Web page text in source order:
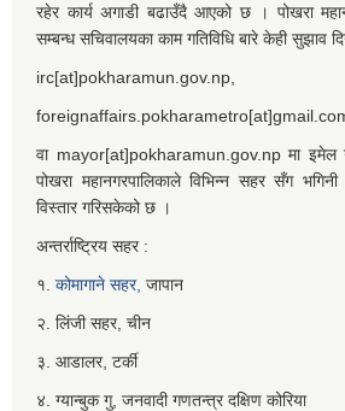
रहेर कार्य अगाडी बढाउँदै आएको छ । पोखरा
सम्बन्ध सचिवालयका काम गतिविधि बारे केही सुझाव
irc[at]pokharamun.gov.np,
वा mayor[at]pokharamun.gov.np मा इमेल
पोखरा महानगरपालिकाले विभिन्न सहर सँग
विस्तार गरिसकेको छ ।
अन्तर्राष्ट्रिय सहर :
१. कोमागाने सहर, जापान
२. लिंजी सहर, चीन
३. आडालर, टर्की
४. ग्यान्बुक गु, जनवादी गणतन्त्र दक्षिण कोरिया